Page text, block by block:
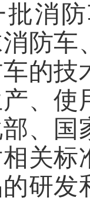
批消
防车
的技
、使
、国
关标
研